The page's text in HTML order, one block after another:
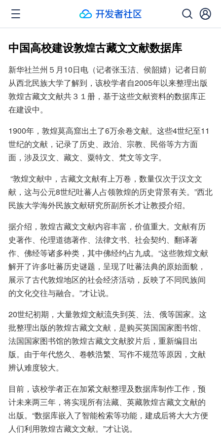
中国高校建设敦煌古藏文文献数据库
新华社兰州５月10日电（记者张玉洁、侯韶婧）记者日前
从西北民族大学了解到，该校学者自2005年以来整理出版
敦煌古藏文文献共３１册，基于这些文献资料的数据库正
在建设中。
1900年，敦煌莫高窟出土了6万余卷文献。这些4世纪至11
世纪的文献，记录了历史、政治、宗教、民俗等方方面
面，涉及汉文、藏文、粟特文、梵文等文字。
献，这与公元8世纪吐蕃人占领敦煌的历史背景有关。”西北
民族大学海外民族文献研究所副所长才让教授介绍。
据介绍，敦煌古藏文文献内容丰富，价值重大。文献有历
史著作、伦理道德著作、法律文书、社会契约、翻译著
作、佛经等诸多种类，其中佛经约占九成。“这些敦煌文献
解开了许多吐蕃历史谜题，呈现了吐蕃法典的原始面貌，
展示了古代敦煌地区的社会经济活动，反映了不同民族间
的文化交往与融合。”才让说。
20世纪初期，大量敦煌文献流失到英、法、俄等国家。这
批整理出版的敦煌古藏文文献，是购买英国国家图书馆、
法国国家图书馆的敦煌古藏文文献胶片后，重新编目出
版。由于年代悠久、卷帙浩繁、写作不规范等原因，文献
辨认难度较大。
目前，该校学者正在加紧文献整理及数据库制作工作，预
计未来两三年，将实现所有法藏、英藏敦煌古藏文文献的
出版。“数据库嵌入了智能检索等功能，建成后将大大方便
人们利用敦煌古藏文文献。”才让说。